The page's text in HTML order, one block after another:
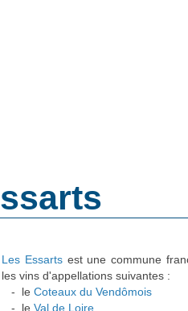
Les Essartsest une commune
les vins d'appellations suivantes :
- le Coteaux du Vendômois
- le Val de Loire